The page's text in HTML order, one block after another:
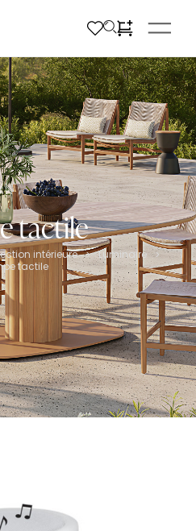
tactile
intérieure > Luminaire
>
tactile